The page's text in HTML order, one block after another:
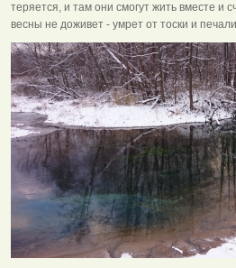
теряется, и там они смогут жить вместе и
весны не доживет - умрет от тоски и